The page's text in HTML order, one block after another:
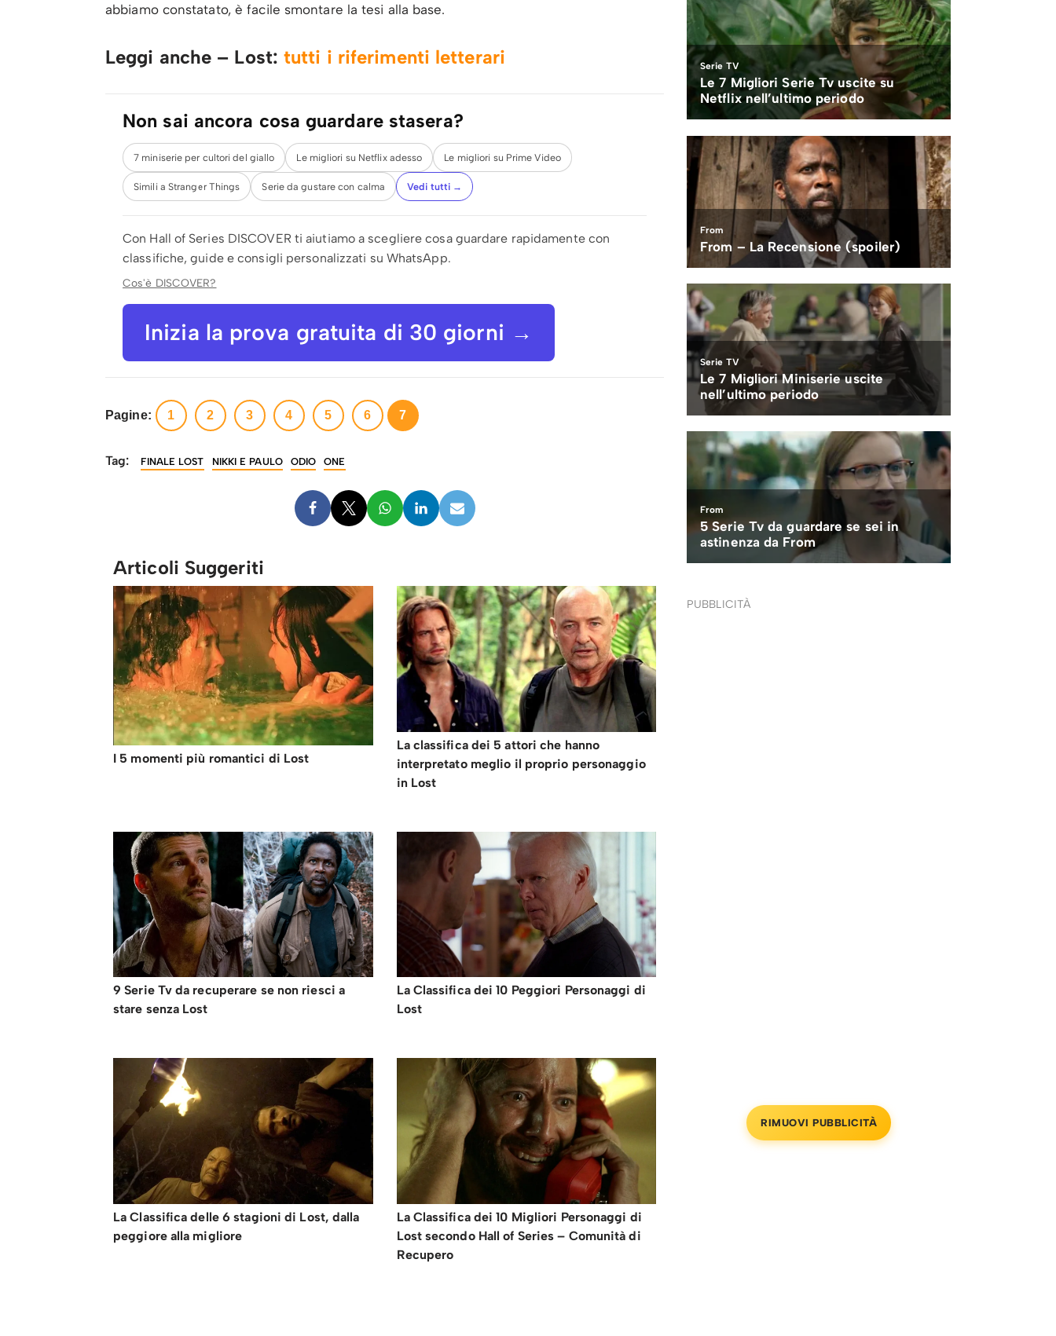
abbiamo constatato, è facile smontare la tesi alla base.
Leggi anche – Lost:tutti i riferimenti letterari
Non sai ancora cosa guardare stasera?
7 miniserie per cultori del giallo Le migliori su Netflix adesso Le migliori su Prime Video
Simili a Stranger Things Serie da gustare con calma Vedi tutti →
Con Hall of Series DISCOVER ti aiutiamo a scegliere cosa guardare rapidamente con
classifiche, guide e consigli personalizzati su WhatsApp.
Cos'è DISCOVER?
Inizia la prova gratuita di 30 giorni →
Pagine: 1 2 3 4 5 6 7
Tag: FINALE LOST NIKKI E PAULO ODIO ONE
Articoli Suggeriti
I 5 momenti più romantici di Lost
La classifica dei 5 attori che hanno
interpretato meglio il proprio personaggio
in Lost
9 Serie Tv da recuperare se non riesci a
stare senza Lost
La Classifica dei 10 Peggiori Personaggi di
Lost
La Classifica delle 6 stagioni di Lost, dalla
peggiore alla migliore
La Classifica dei 10 Migliori Personaggi di
Lost secondo Hall of Series – Comunità di
Recupero
PUBBLICITÀ
RIMUOVI PUBBLICITÀ